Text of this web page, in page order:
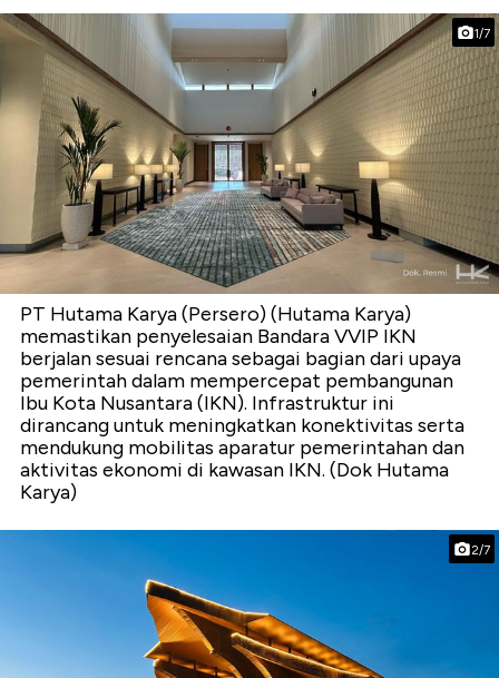
1/7
PT Hutama Karya (Persero) (Hutama Karya)
memastikan penyelesaian Bandara VVIP IKN
berjalan sesuai rencana sebagai bagian dari upaya
pemerintah dalam mempercepat pembangunan
Ibu Kota Nusantara (IKN). Infrastruktur ini
dirancang untuk meningkatkan konektivitas serta
mendukung mobilitas aparatur pemerintahan dan
aktivitas ekonomi di kawasan IKN. (Dok Hutama
Karya)
2/7